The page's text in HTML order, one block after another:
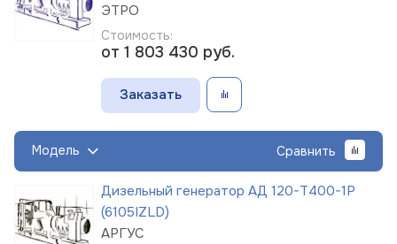
ЭТРО
Стоимость:
от 1 803 430 руб.
Заказать
Модель Сравнить
Дизельный генератор АД 120-Т400-1Р
(6105IZLD)
АРГУС